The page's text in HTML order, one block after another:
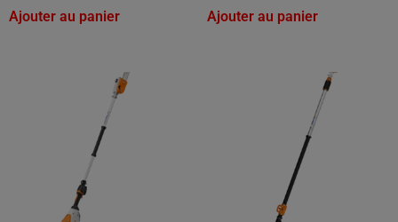
Ajouter au panier Ajouter au panier